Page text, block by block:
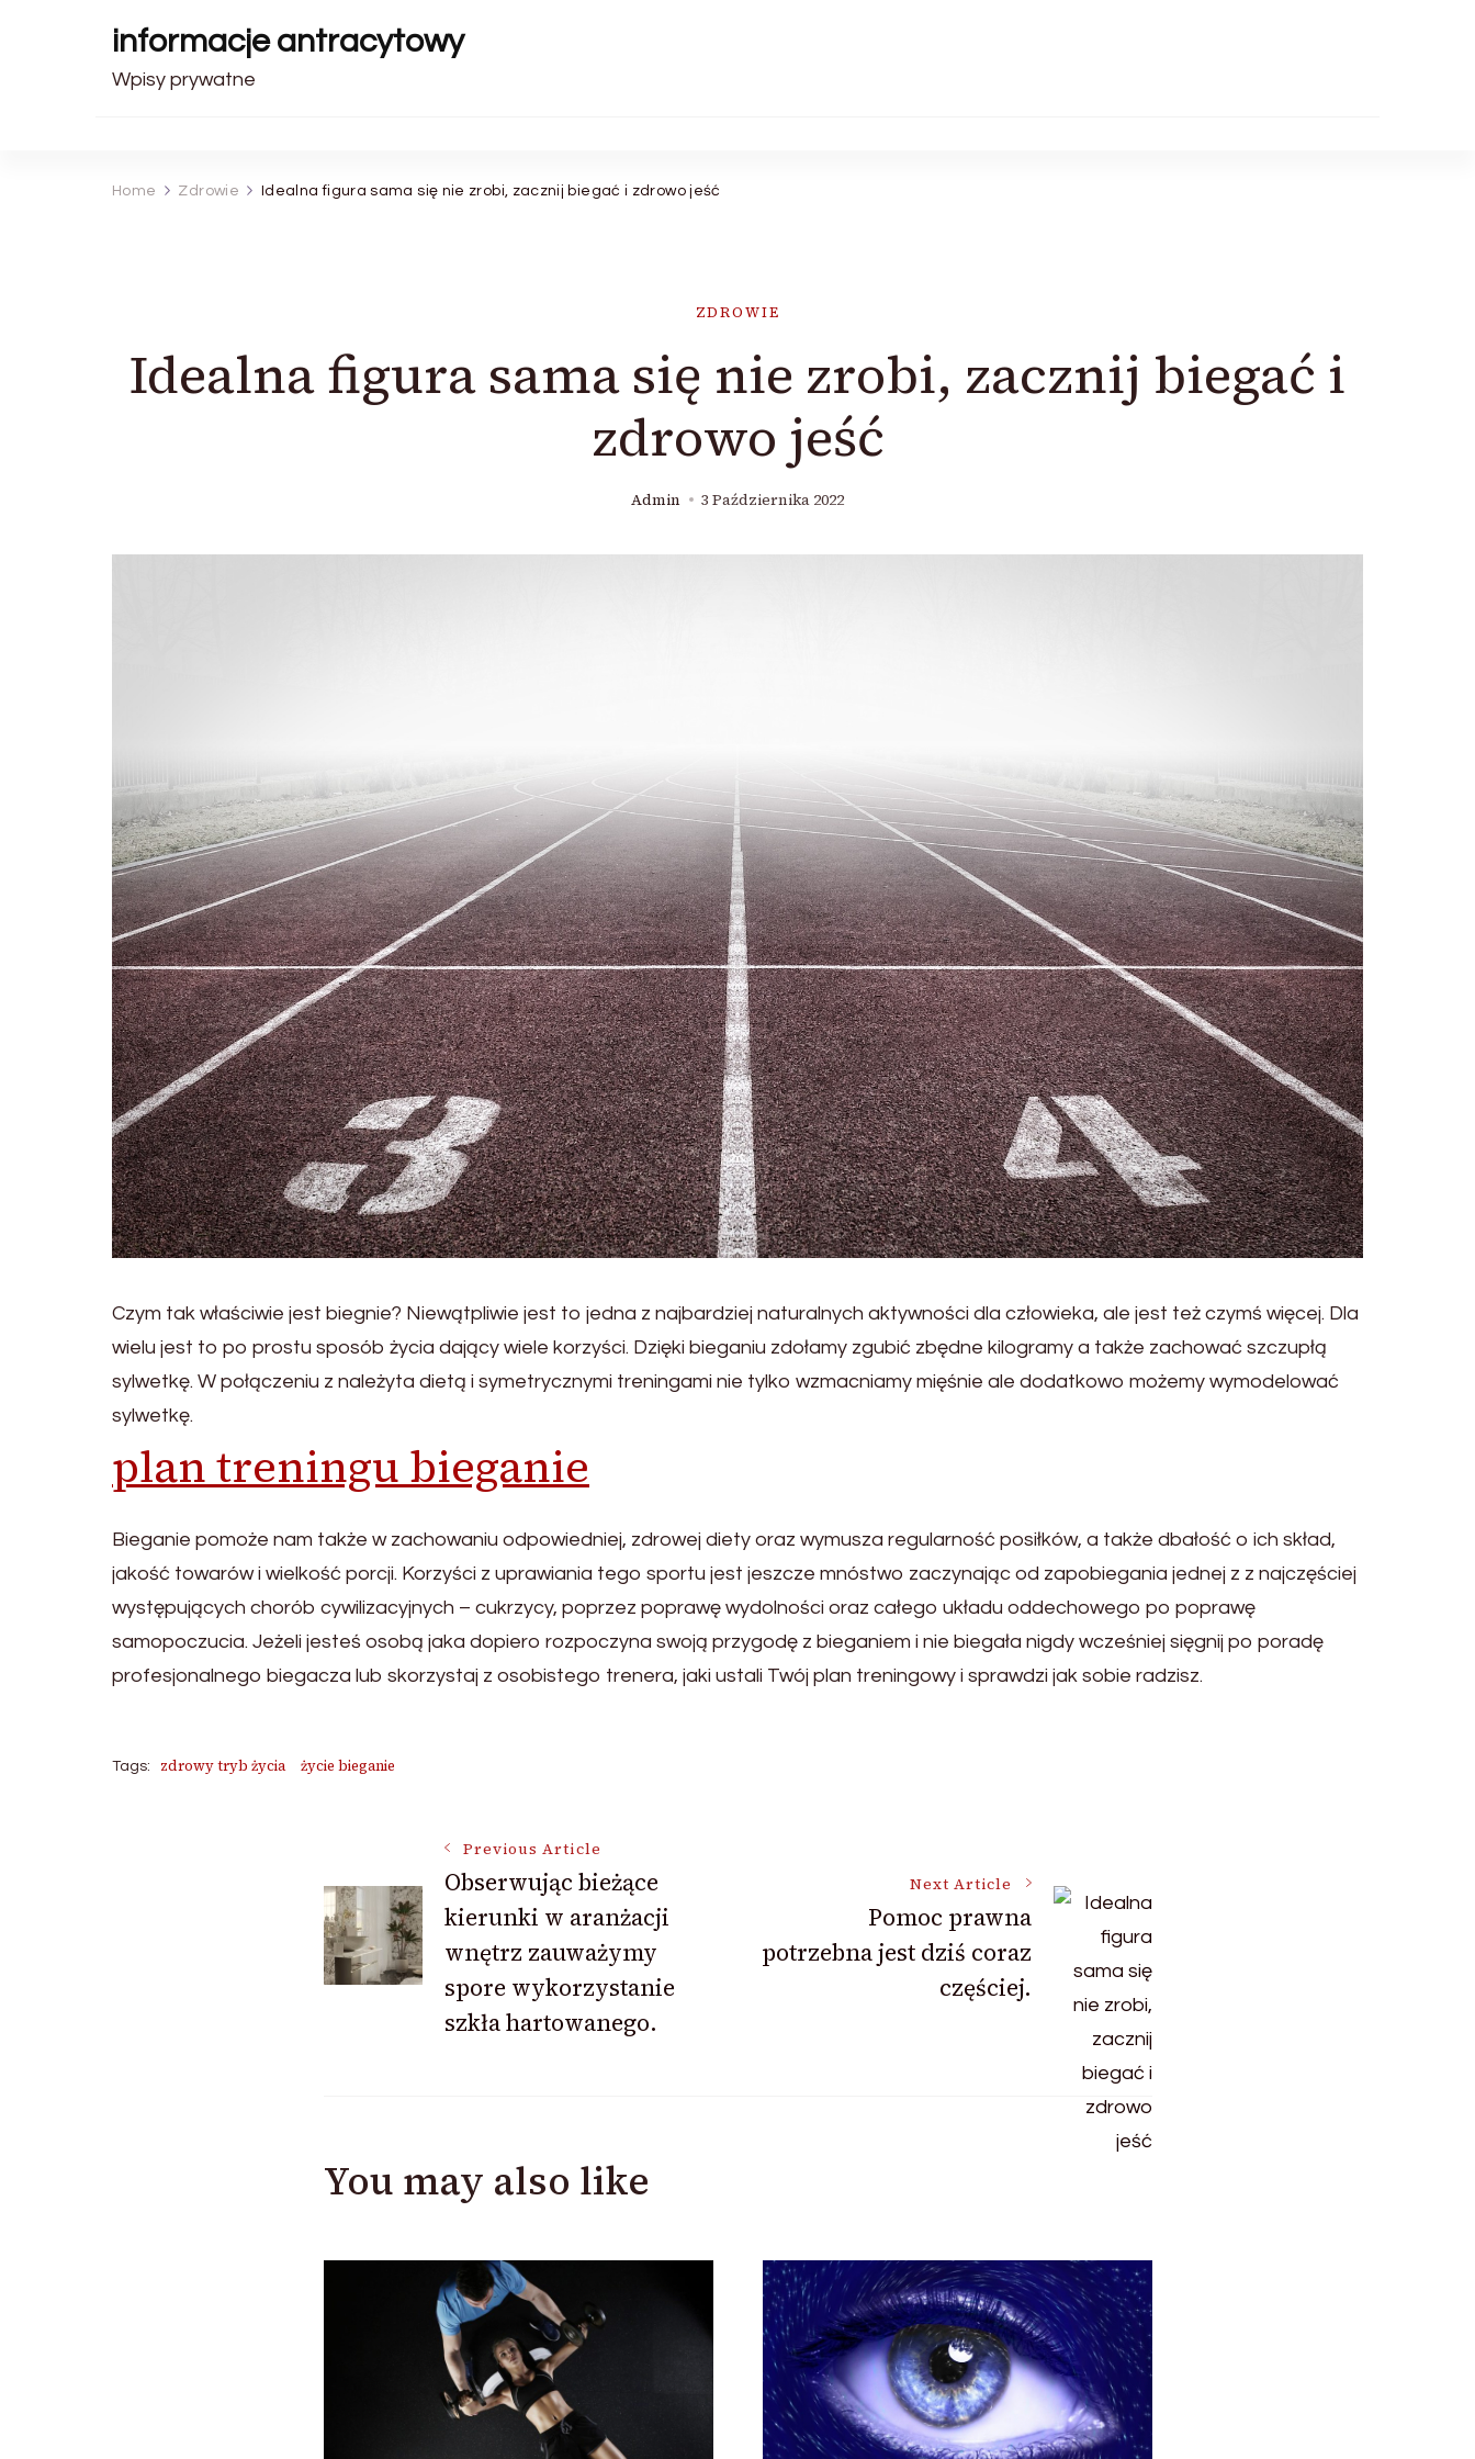
informacje antracytowy
Wpisy prywatne
Home Zdrowie Idealna figura sama się nie zrobi, zacznij biegać i zdrowo jeść
ZDROWIE
Idealna figura sama się nie zrobi, zacznij biegać i
zdrowo jeść
Admin 3 Października 2022
Czym tak właściwie jest biegnie? Niewątpliwie jest to jedna z najbardziej naturalnych aktywności dla człowieka, ale jest też czymś więcej. Dla
wielu jest to po prostu sposób życia dający wiele korzyści. Dzięki bieganiu zdołamy zgubić zbędne kilogramy a także zachować szczupłą
sylwetkę. W połączeniu z należyta dietą i symetrycznymi treningami nie tylko wzmacniamy mięśnie ale dodatkowo możemy wymodelować
sylwetkę.
plan treningu bieganie
Bieganie pomoże nam także w zachowaniu odpowiedniej, zdrowej diety oraz wymusza regularność posiłków, a także dbałość o ich skład,
jakość towarów i wielkość porcji. Korzyści z uprawiania tego sportu jest jeszcze mnóstwo zaczynając od zapobiegania jednej z z najczęściej
występujących chorób cywilizacyjnych – cukrzycy, poprzez poprawę wydolności oraz całego układu oddechowego po poprawę
samopoczucia. Jeżeli jesteś osobą jaka dopiero rozpoczyna swoją przygodę z bieganiem i nie biegała nigdy wcześniej sięgnij po poradę
profesjonalnego biegacza lub skorzystaj z osobistego trenera, jaki ustali Twój plan treningowy i sprawdzi jak sobie radzisz.
Tags: zdrowy tryb życia życie bieganie
Navigation
Previous Article
Obserwując bieżące
kierunki w aranżacji
wnętrz zauważymy
spore wykorzystanie
szkła hartowanego.
Next Article
Pomoc prawna
potrzebna jest dziś coraz
częściej.
You may also like